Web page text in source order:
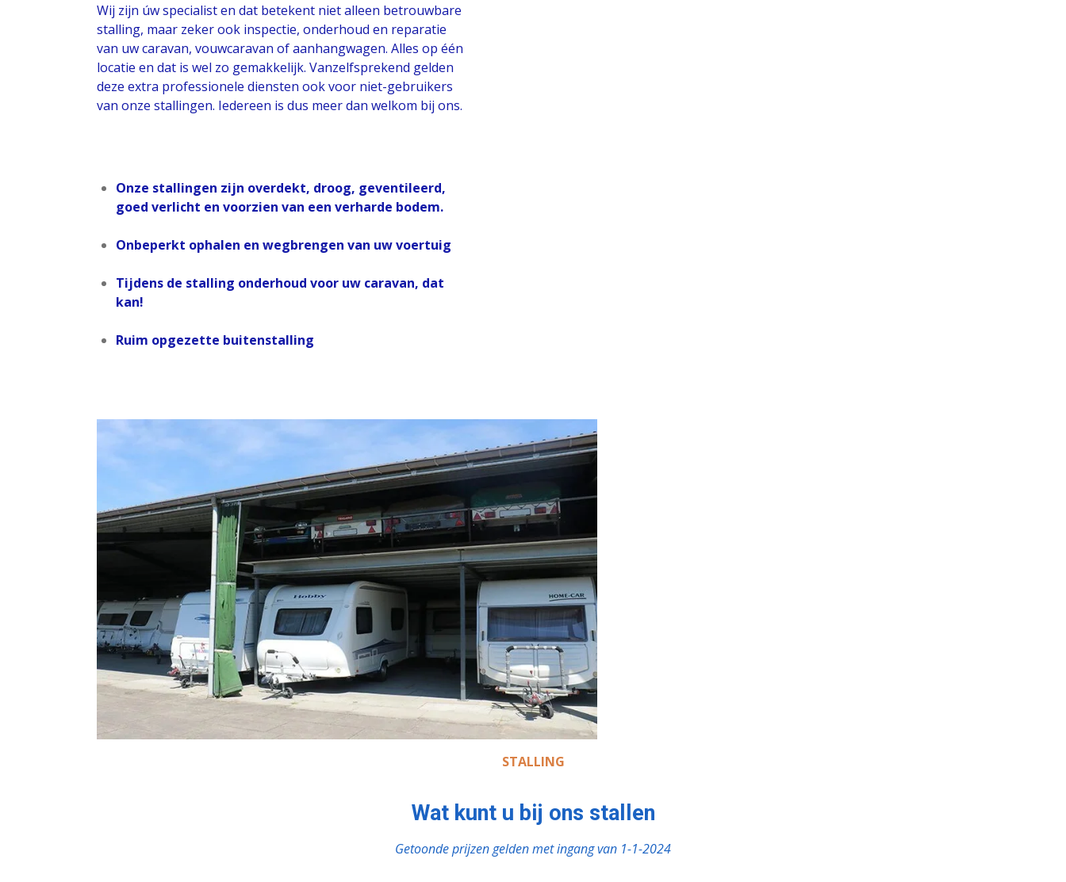
Wij zijn úw specialist en dat betekent niet alleen betrouwbare
stalling, maar zeker ook inspectie, onderhoud en reparatie
van uw caravan, vouwcaravan of aanhangwagen. Alles op één
locatie en dat is wel zo gemakkelijk. Vanzelfsprekend gelden
deze extra professionele diensten ook voor niet-gebruikers
van onze stallingen. Iedereen is dus meer dan welkom bij ons.
Onze stallingen zijn overdekt, droog, geventileerd,
goed verlicht en voorzien van een verharde bodem.
Onbeperkt ophalen en wegbrengen van uw voertuig
Tijdens de stalling onderhoud voor uw caravan, dat
kan!
Ruim opgezette buitenstalling
STALLING
Wat kunt u bij ons stallen
Getoonde prijzen gelden met ingang van 1-1-2024